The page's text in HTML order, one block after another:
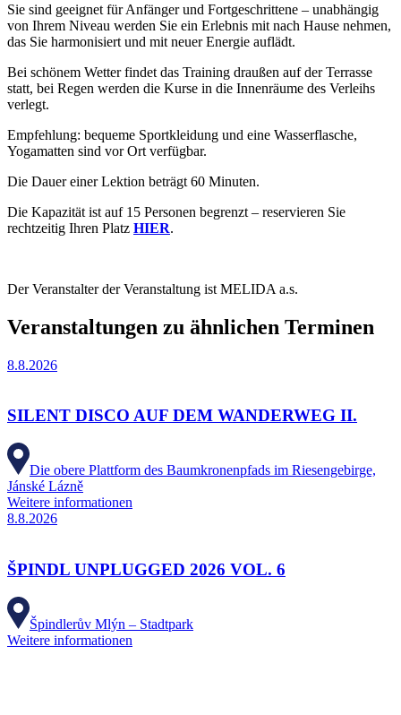
Sie sind geeignet für Anfänger und Fortgeschrittene – unabhängig
von Ihrem Niveau werden Sie ein Erlebnis mit nach Hause nehmen,
das Sie harmonisiert und mit neuer Energie auflädt.
Bei schönem Wetter findet das Training draußen auf der Terrasse
statt, bei Regen werden die Kurse in die Innenräume des Verleihs
verlegt.
Empfehlung: bequeme Sportkleidung und eine Wasserflasche,
Yogamatten sind vor Ort verfügbar.
Die Dauer einer Lektion beträgt 60 Minuten.
Die Kapazität ist auf 15 Personen begrenzt – reservieren Sie
rechtzeitig Ihren Platz HIER.
Der Veranstalter der Veranstaltung ist MELIDA a.s.
Veranstaltungen zu ähnlichen Terminen
8.8.2026
SILENT DISCO AUF DEM WANDERWEG II.
Die obere Plattform des Baumkronenpfads im Riesengebirge,
Jánské Lázně
Weitere informationen
8.8.2026
ŠPINDL UNPLUGGED 2026 VOL. 6
Špindlerův Mlýn – Stadtpark
Weitere informationen